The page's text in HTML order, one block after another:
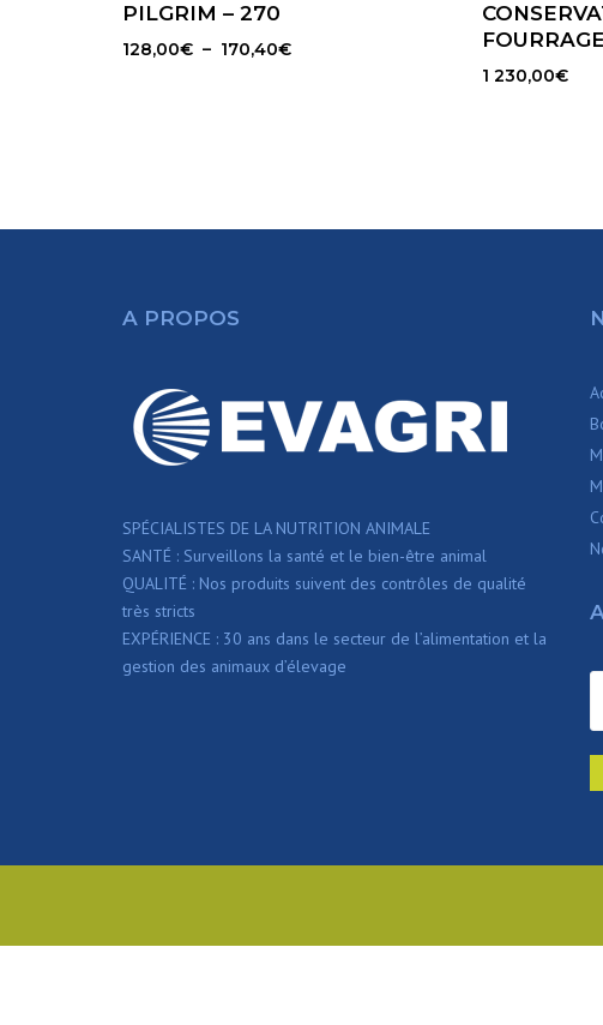
PILGRIM – 270
128,00€ – 170,40€Plage
FOURRAGE
1 230,00€
A PROPOS
SPÉCIALISTES DE LA NUTRITION ANIMALE
SANTÉ : Surveillons la santé et le bien-être animal
QUALITÉ : Nos produits suivent des contrôles de qualité
très stricts
EXPÉRIENCE : 30 ans dans le secteur de l’alimentation et la
gestion des animaux d’élevage